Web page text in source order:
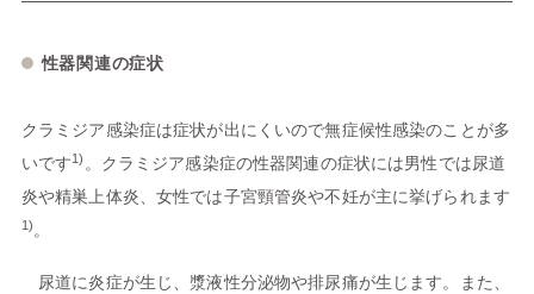
性器関連の症状
クラミジア感染症は症状が出にくいので無症候性感染のことが多
いです1) 。クラミジア感染症の性器関連の症状には男性では尿道
炎や精巣上体炎、女性では子宮頸管炎や不妊が主に挙げられます
1) 。
尿道に炎症が生じ、漿液性分泌物や排尿痛が生じます。また、